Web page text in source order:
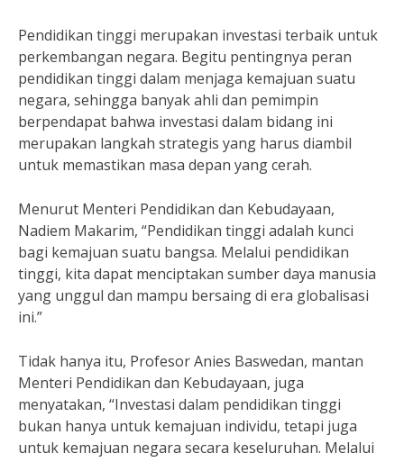
Pendidikan tinggi merupakan investasi terbaik untuk
perkembangan negara. Begitu pentingnya peran
pendidikan tinggi dalam menjaga kemajuan suatu
negara, sehingga banyak ahli dan pemimpin
berpendapat bahwa investasi dalam bidang ini
merupakan langkah strategis yang harus diambil
untuk memastikan masa depan yang cerah.
Menurut Menteri Pendidikan dan Kebudayaan,
Nadiem Makarim, “Pendidikan tinggi adalah kunci
bagi kemajuan suatu bangsa. Melalui pendidikan
tinggi, kita dapat menciptakan sumber daya manusia
yang unggul dan mampu bersaing di era globalisasi
ini.”
Tidak hanya itu, Profesor Anies Baswedan, mantan
Menteri Pendidikan dan Kebudayaan, juga
menyatakan, “Investasi dalam pendidikan tinggi
bukan hanya untuk kemajuan individu, tetapi juga
untuk kemajuan negara secara keseluruhan. Melalui